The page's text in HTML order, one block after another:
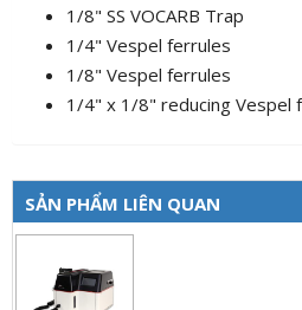
1/8" SS VOCARB Trap
1/4" Vespel ferrules
1/8" Vespel ferrules
1/4" x 1/8" reducing Vespel
SẢN PHẨM LIÊN QUAN